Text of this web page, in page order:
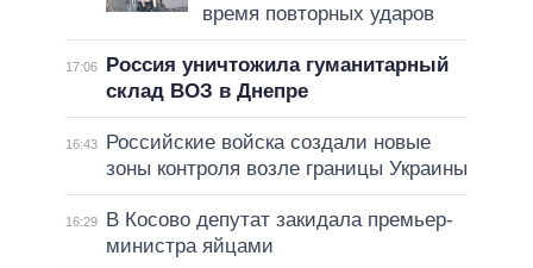
время повторных ударов
17:06
Россия уничтожила гуманитарный
склад ВОЗ в Днепре
16:43
Российские войска создали новые
зоны контроля возле границы Украины
16:29
В Косово депутат закидала премьер-
министра яйцами